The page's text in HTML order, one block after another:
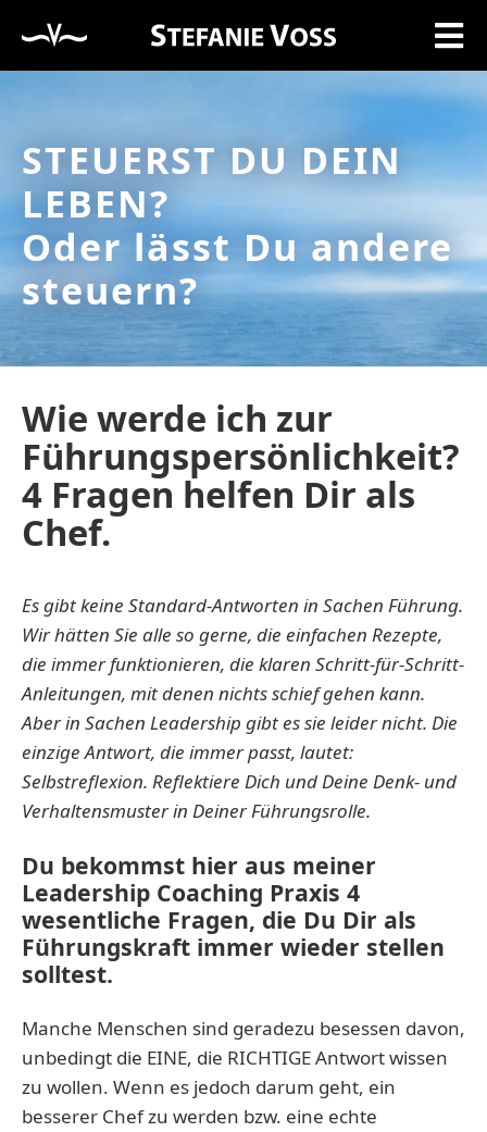
STEUERST DU DEIN
LEBEN?
Oder lässt Du andere
steuern?
Wie werde ich zur
Führungspersönlichkeit?
4 Fragen helfen Dir als
Chef.
Es gibt keine Standard-Antworten in Sachen Führung.
Wir hätten Sie alle so gerne, die einfachen Rezepte,
die immer funktionieren, die klaren Schritt-für-Schritt-
Anleitungen, mit denen nichts schief gehen kann.
Aber in Sachen Leadership gibt es sie leider nicht. Die
einzige Antwort, die immer passt, lautet:
Selbstreflexion. Reflektiere Dich und Deine Denk- und
Verhaltensmuster in Deiner Führungsrolle.
Du bekommst hier aus meiner
Leadership Coaching Praxis 4
wesentliche Fragen, die Du Dir als
Führungskraft immer wieder stellen
solltest.
Manche Menschen sind geradezu besessen davon,
unbedingt die EINE, die RICHTIGE Antwort wissen
zu wollen. Wenn es jedoch darum geht, ein
besserer Chef zu werden bzw. eine echte